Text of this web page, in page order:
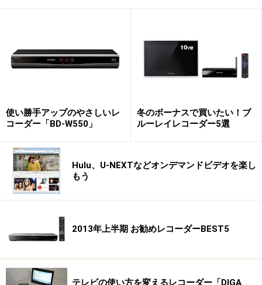
使い勝手アップのやさしいレ
コーダー「BD-W550」
冬のボーナスで買いたい！ブ
ルーレイレコーダー5選
Hulu、U-NEXTなどオンデマンドビデオを楽し
もう
2013年上半期 お勧めレコーダーBEST5
テレビの使い方を変えるレコーダー「DIGA